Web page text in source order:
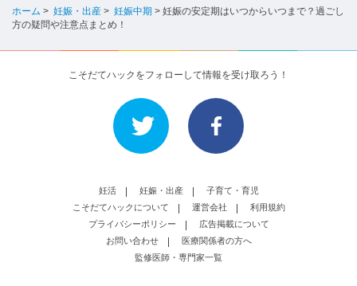
ホーム > 妊娠・出産 > 妊娠中期 > 妊娠の安定期はいつからいつまで？過ごし
方の疑問や注意点まとめ！
こそだてハックをフォローして情報を受け取ろう！
妊活 妊娠・出産
子育て・育児
こそだてハックについて
運営会社
利用規約
プライバシーポリシー
広告掲載について
お問い合わせ
医療関係者の方へ
監修医師・専門家一覧